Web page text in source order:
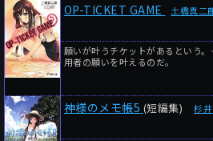
OP-TICKET GAME 土橋真二
願いが叶うチケットがあるという
用者の願いを叶えるのだ。
神様のメモ帳5 (短編集) 杉